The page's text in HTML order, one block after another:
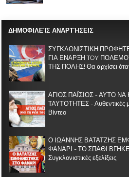
ΔΗΜΟΦΙΛΕΊΣ ΑΝΑΡΤΉΣΕΙΣ
ΣΥΓΚΛΟΝΙΣΤΙΚΗ
ΓΙΑ ΕΝΑΡΞΗ TOY
ΤΗΣ ΠΟΛΗΣ! Θα αρχίσει
ΑΓΙΟΣ ΠΑΪΣΙΟΣ - ΑΥΤΟ
ΤΑΥΤΟΤΗΤΕΣ - Αυθεντικές
Βίντεο
Ο ΙΩΑΝΝΗΣ ΒΑΤΑΤΖΗΣ
ΦΑΝΑΡΙ - ΤΟ ΣΠΑΘΙ
Συγκλονιστικές εξελίξεις